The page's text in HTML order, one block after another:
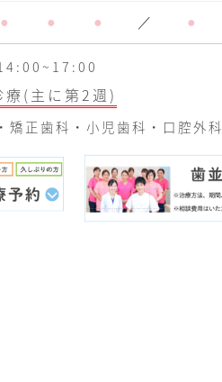
● ● ● ／ ●
療(主に第2週)
矯正歯科・小児歯科・口腔外科